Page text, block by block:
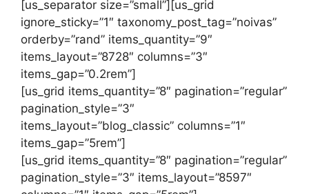
[us_separator size=”small”][us_grid
ignore_sticky=”1″ taxonomy_post_tag=”noivas”
orderby=”rand” items_quantity=”9″
items_layout=”8728″ columns=”3″
items_gap=”0.2rem”]
[us_grid items_quantity=”8″ pagination=”regular”
pagination_style=”3″
items_layout=”blog_classic” columns=”1″
items_gap=”5rem”]
[us_grid items_quantity=”8″ pagination=”regular”
pagination_style=”3″ items_layout=”8597″